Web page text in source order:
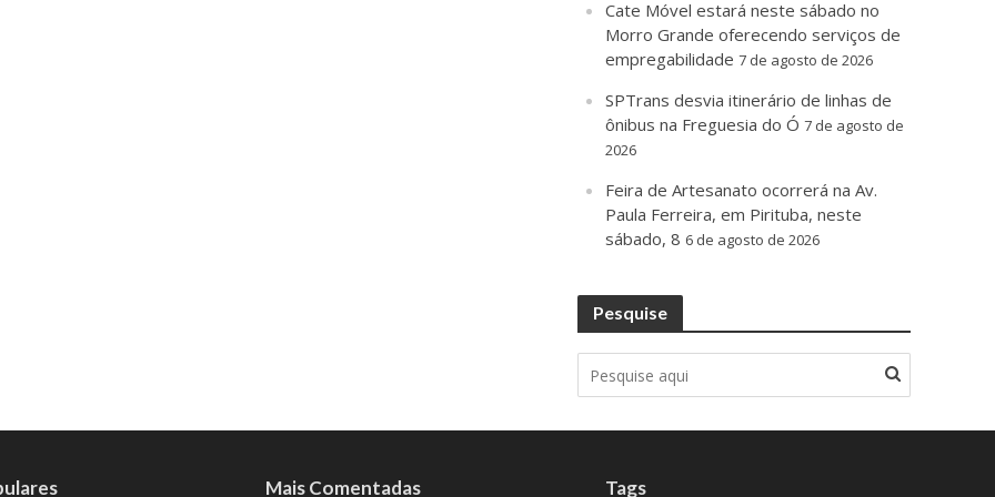
Cate Móvel estará neste sábado no
Morro Grande oferecendo serviços de
empregabilidade 7 de agosto de 2026
SPTrans desvia itinerário de linhas de
ônibus na Freguesia do Ó 7 de agosto de
2026
Feira de Artesanato ocorrerá na Av.
Paula Ferreira, em Pirituba, neste
sábado, 8 6 de agosto de 2026
Pesquise
Mais Comentadas Tags